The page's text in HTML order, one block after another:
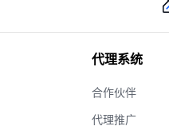
代理系统
合作伙伴
代理推广